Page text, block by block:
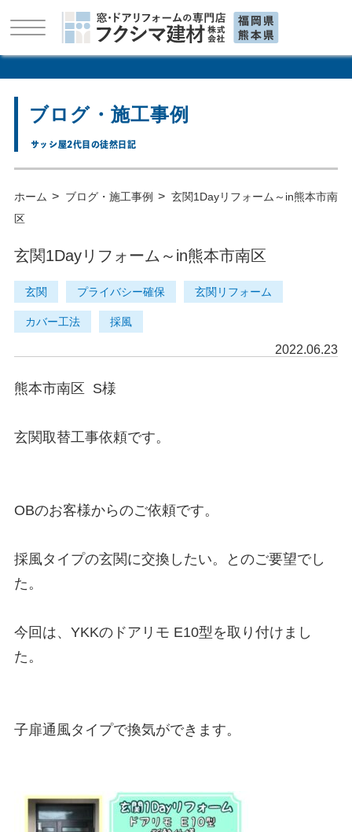
ブログ・施工事例
サッシ屋2代目の徒然日記
ホーム > ブログ・施工事例 > 玄関1Dayリフォーム～in熊本市南
区
玄関1Dayリフォーム～in熊本市南区
玄関 プライバシー確保 玄関リフォーム
カバー工法 採風
2022.06.23
熊本市南区  S様
玄関取替工事依頼です。
OBのお客様からのご依頼です。
採風タイプの玄関に交換したい。とのご要望でし
た。
今回は、YKKのドアリモ E10型を取り付けまし
た。
子扉通風タイプで換気ができます。